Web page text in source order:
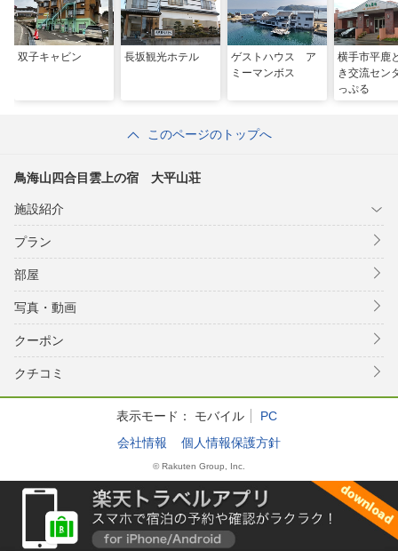
双子キャビン 長坂観光ホテル
ゲストハウス ア
ミーマンボス
横手市平鹿
き交流セン
っぷる
このページのトップへ
鳥海山四合目雲上の宿 大平山荘
施設紹介
プラン
部屋
写真・動画
クーポン
クチコミ
表示モード： モバイル
PC
会社情報
個人情報保護方針
© Rakuten Group, Inc.